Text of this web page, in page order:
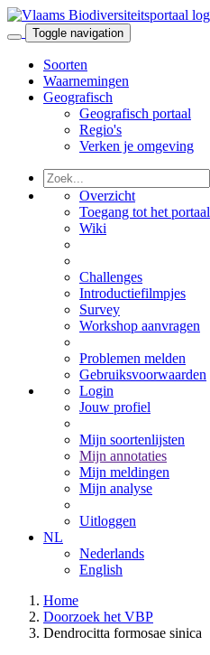
Toggle navigation
Soorten
Waarnemingen
Geografisch
Geografisch portaal
Regio's
Verken je omgeving
Overzicht
Toegang tot het portaal
Wiki
Challenges
Introductiefilmpjes
Survey
Workshop aanvragen
Problemen melden
Gebruiksvoorwaarden
Login
Jouw profiel
Mijn soortenlijsten
Mijn annotaties
Mijn meldingen
Mijn analyse
Uitloggen
NL
Nederlands
English
Home
Doorzoek het VBP
Dendrocitta formosae sinica